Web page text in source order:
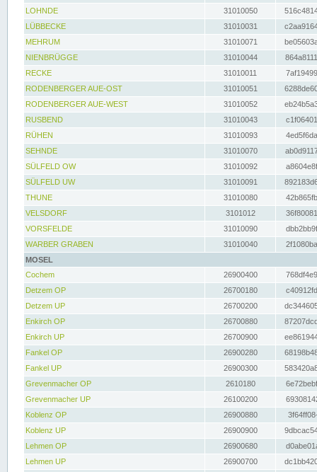
LOHNDE
31010050
LÜBBECKE
31010031
MEHRUM
31010071
NIENBRÜGGE
31010044
RECKE
31010011
RODENBERGER AUE-OST
31010051
RODENBERGER AUE-WEST
31010052
RUSBEND
31010043
RÜHEN
31010093
SEHNDE
31010070
SÜLFELD OW
31010092
SÜLFELD UW
31010091
THUNE
31010080
VELSDORF
3101012
VORSFELDE
31010090
WARBER GRABEN
31010040
MOSEL
Cochem
26900400
Detzem OP
26700180
Detzem UP
26700200
Enkirch OP
26700880
Enkirch UP
26700900
Fankel OP
26900280
Fankel UP
26900300
Grevenmacher OP
2610180
Grevenmacher UP
26100200
Koblenz OP
26900880
Koblenz UP
26900900
Lehmen OP
26900680
Lehmen UP
26900700